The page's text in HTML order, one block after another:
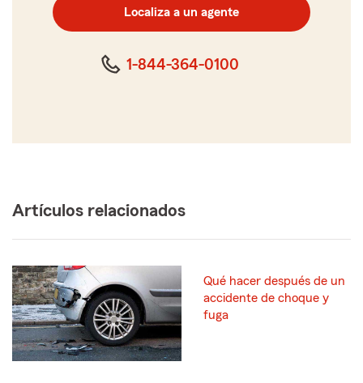
postal
de
cinco
Localiza a un agente
1-844-364-0100
Artículos relacionados
Qué hacer después de un
accidente de choque y
fuga